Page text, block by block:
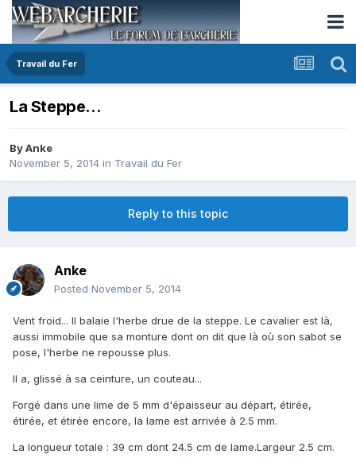
Travail du Fer
La Steppe...
ByAnke
November 5, 2014 in Travail du Fer
Reply to this topic
Anke
Posted November 5, 2014
Vent froid... Il balaie l'herbe drue de la steppe. Le cavalier est là,
aussi immobile que sa monture dont on dit que là où son sabot se
pose, l'herbe ne repousse plus.
Il a, glissé à sa ceinture, un couteau...
Forgé dans une lime de 5 mm d'épaisseur au départ, étirée,
étirée, et étirée encore, la lame est arrivée à 2.5 mm.
La longueur totale : 39 cm dont 24.5 cm de lame.Largeur 2.5 cm.